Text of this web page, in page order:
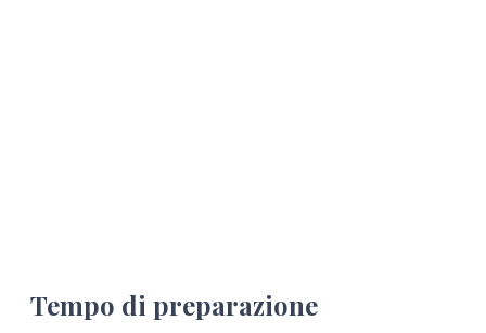
Tempo di preparazione